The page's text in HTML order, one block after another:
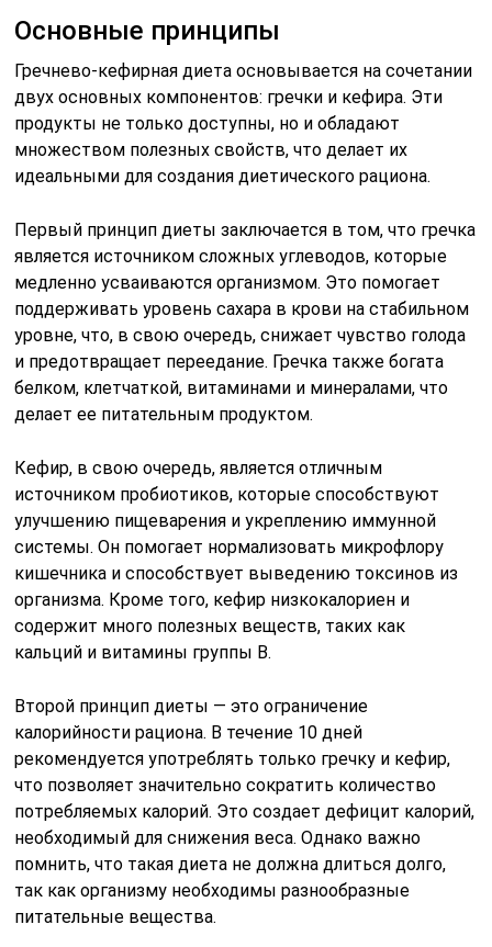
Основные принципы
Гречнево-кефирная диета основывается на сочетании
двух основных компонентов: гречки и кефира. Эти
продукты не только доступны, но и обладают
множеством полезных свойств, что делает их
идеальными для создания диетического рациона.
Первый принцип диеты заключается в том, что гречка
является источником сложных углеводов, которые
медленно усваиваются организмом. Это помогает
поддерживать уровень сахара в крови на стабильном
уровне, что, в свою очередь, снижает чувство голода
и предотвращает переедание. Гречка также богата
белком, клетчаткой, витаминами и минералами, что
делает ее питательным продуктом.
Кефир, в свою очередь, является отличным
источником пробиотиков, которые способствуют
улучшению пищеварения и укреплению иммунной
системы. Он помогает нормализовать микрофлору
кишечника и способствует выведению токсинов из
организма. Кроме того, кефир низкокалориен и
содержит много полезных веществ, таких как
кальций и витамины группы B.
Второй принцип диеты — это ограничение
калорийности рациона. В течение 10 дней
рекомендуется употреблять только гречку и кефир,
что позволяет значительно сократить количество
потребляемых калорий. Это создает дефицит калорий,
необходимый для снижения веса. Однако важно
помнить, что такая диета не должна длиться долго,
так как организму необходимы разнообразные
питательные вещества.